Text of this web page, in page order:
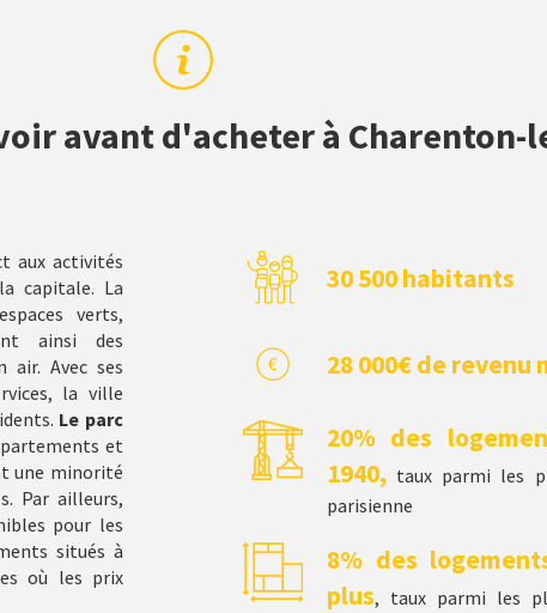
avant d'acheter à Charenton-
aux activités
capitale. La
verts,
ainsi des
Avec ses
la ville
Le parc
et
une minorité
Par ailleurs,
pour les
situés à
où les prix
30 500 habitants
28 000€ de revenu
20% des
1940, taux parmi les
parisienne
8% des
plus, taux parmi les